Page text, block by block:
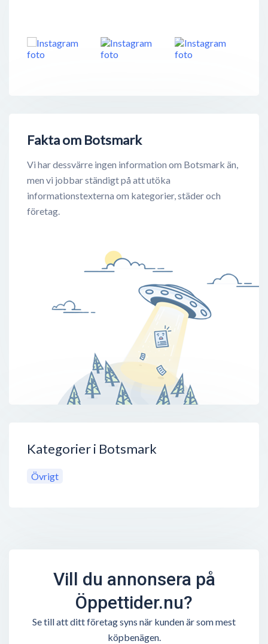
Fakta om Botsmark
Vi har dessvärre ingen information om Botsmark än,
men vi jobbar ständigt på att utöka
informationstexterna om kategorier, städer och
företag.
Kategorier i Botsmark
Övrigt
Vill du annonsera på
Öppettider.nu?
Se till att ditt företag syns när kunden är som mest
köpbenägen.